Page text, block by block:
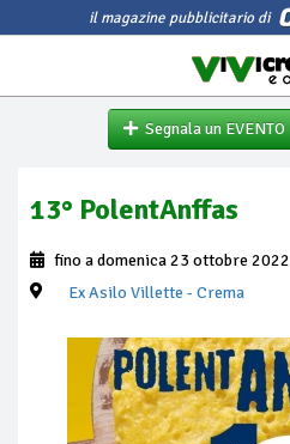
il magazine pubblicitario di
Segnala un EVENTO
13° PolentAnffas
fino a domenica 23 ottobre 2022
Ex Asilo Villette - Crema